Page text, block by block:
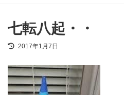
七転八起・・
最
新
日
時
2017年1月7日